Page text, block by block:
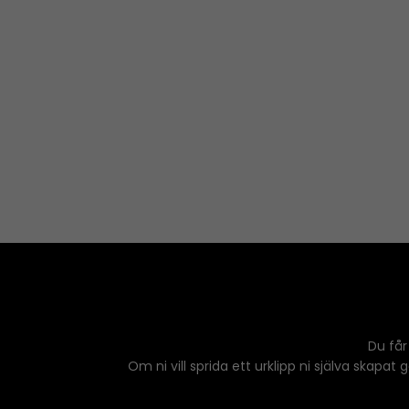
Du
Om ni vill sprida ett urklipp ni själva